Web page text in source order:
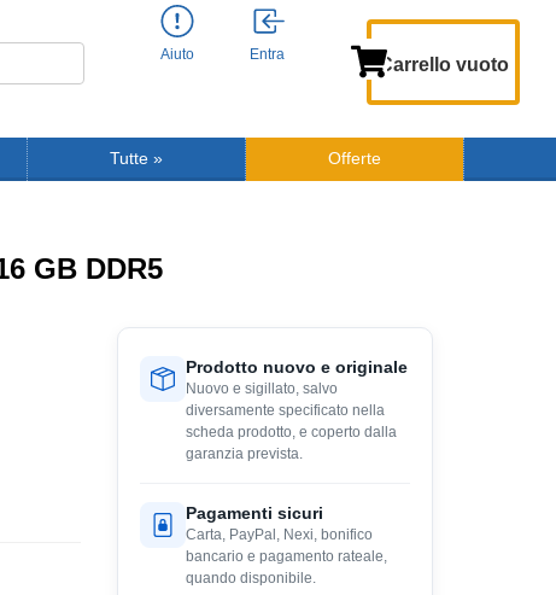
Aiuto Entra Carrello vuoto
Tutte » Offerte
GB DDR5
Prodotto nuovo e originale
Nuovo e sigillato, salvo
diversamente specificato nella
scheda prodotto, e coperto dalla
garanzia prevista.
Pagamenti sicuri
Carta, PayPal, Nexi, bonifico
bancario e pagamento rateale,
quando disponibile.